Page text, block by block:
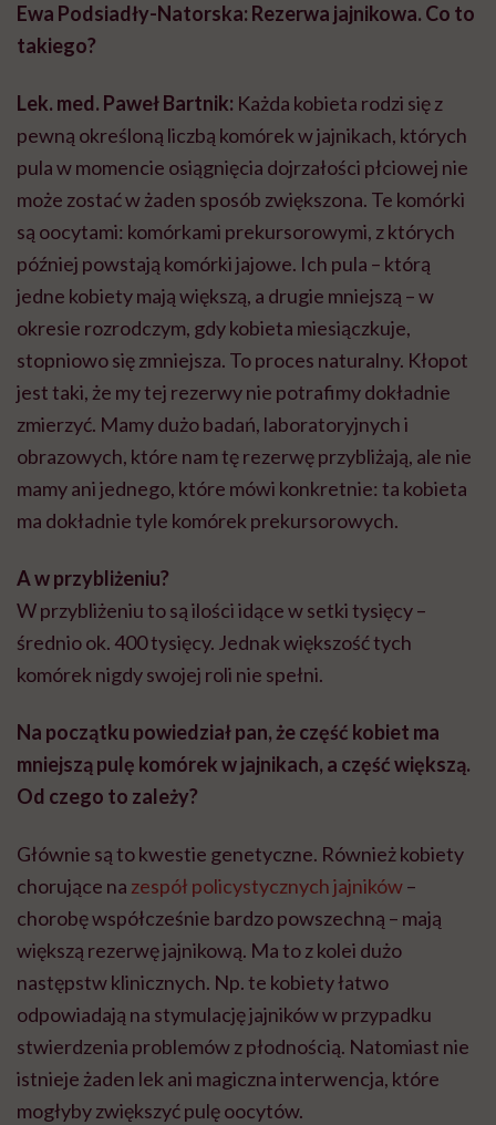
Ewa Podsiadły-Natorska: Rezerwa jajnikowa. Co to
takiego?
Lek. med. Paweł Bartnik: Każda kobieta rodzi się z
pewną określoną liczbą komórek w jajnikach, których
pula w momencie osiągnięcia dojrzałości płciowej nie
może zostać w żaden sposób zwiększona. Te komórki
są oocytami: komórkami prekursorowymi, z których
później powstają komórki jajowe. Ich pula – którą
jedne kobiety mają większą, a drugie mniejszą – w
okresie rozrodczym, gdy kobieta miesiączkuje,
stopniowo się zmniejsza. To proces naturalny. Kłopot
jest taki, że my tej rezerwy nie potrafimy dokładnie
zmierzyć. Mamy dużo badań, laboratoryjnych i
obrazowych, które nam tę rezerwę przybliżają, ale nie
mamy ani jednego, które mówi konkretnie: ta kobieta
ma dokładnie tyle komórek prekursorowych.
A w przybliżeniu?
W przybliżeniu to są ilości idące w setki tysięcy –
średnio ok. 400 tysięcy. Jednak większość tych
komórek nigdy swojej roli nie spełni.
Na początku powiedział pan, że część kobiet ma
mniejszą pulę komórek w jajnikach, a część większą.
Od czego to zależy?
Głównie są to kwestie genetyczne. Również kobiety
chorujące na zespół policystycznych jajników–
chorobę współcześnie bardzo powszechną – mają
większą rezerwę jajnikową. Ma to z kolei dużo
następstw klinicznych. Np. te kobiety łatwo
odpowiadają na stymulację jajników w przypadku
stwierdzenia problemów z płodnością. Natomiast nie
istnieje żaden lek ani magiczna interwencja, które
mogłyby zwiększyć pulę oocytów.